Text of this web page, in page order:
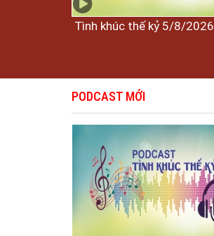
Tình khúc thế kỷ 5/8/2026
PODCAST MỚI